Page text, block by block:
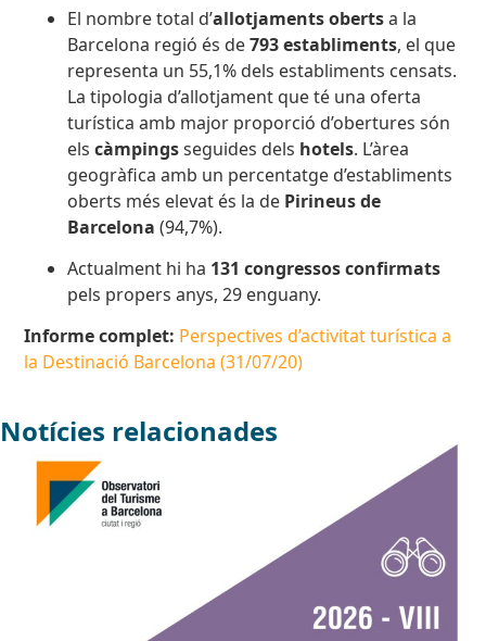
El nombre total d’allotjaments obertsa la
Barcelona regió és de793 establiments, el que
representa un 55,1% dels establiments censats.
La tipologia d’allotjament que té una oferta
turística amb major proporció d’obertures són
elscàmpingsseguides dels hotels. L’àrea
geogràfica amb un percentatge d’establiments
oberts més elevat és la de Pirineus de
Barcelona(94,7%).
Actualment hi ha 131 congressos confirmats
pels propers anys, 29 enguany.
Informe complet: Perspectives d’activitat turística a
la Destinació Barcelona (31/07/20)
Notícies relacionades